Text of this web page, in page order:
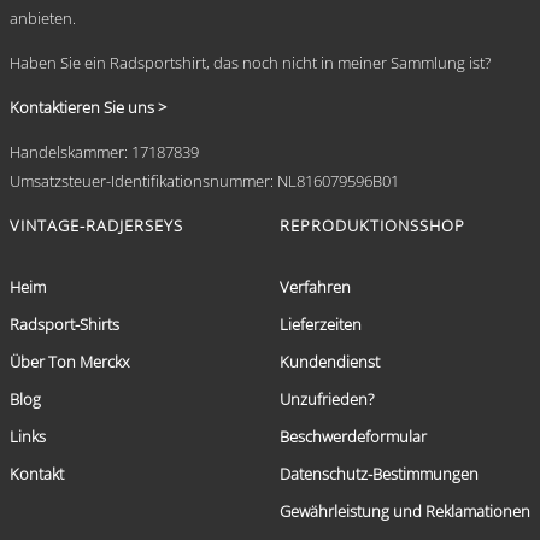
anbieten.
Haben Sie ein Radsportshirt, das noch nicht in meiner Sammlung ist?
Kontaktieren Sie uns >
Handelskammer: 17187839
Umsatzsteuer-Identifikationsnummer: NL816079596B01
VINTAGE-RADJERSEYS
Heim
Radsport-Shirts
Über Ton Merckx
Blog
Links
Kontakt
REPRODUKTIONSSHOP
Verfahren
Lieferzeiten
Kundendienst
Unzufrieden?
Beschwerdeformular
Datenschutz-Bestimmungen
Gewährleistung und Reklamationen